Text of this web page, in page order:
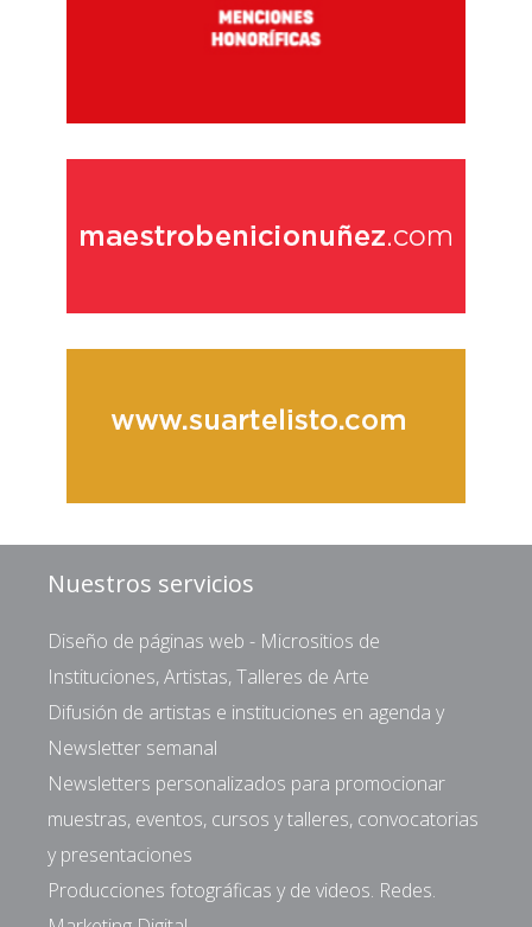
Nuestros servicios
Diseño de páginas web - Micrositios de
Instituciones, Artistas, Talleres de Arte
Difusión de artistas e instituciones en agenda y
Newsletter semanal
Newsletters personalizados para promocionar
muestras, eventos, cursos y talleres, convocatorias
y presentaciones
Producciones fotográficas y de videos. Redes.